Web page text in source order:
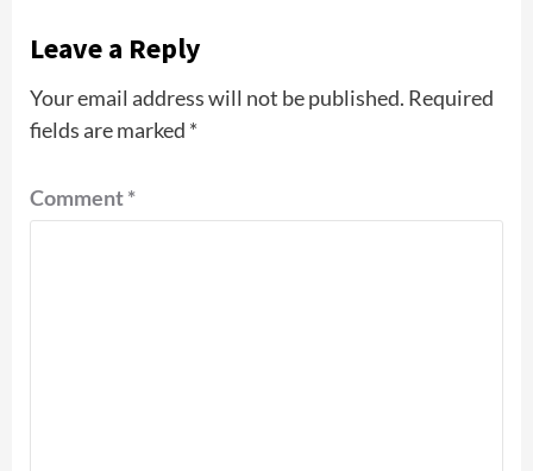
Leave a Reply
Your email address will not be published. Required
fields are marked *
Comment*